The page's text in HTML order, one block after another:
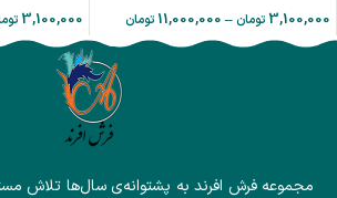
3,100,000 تومان–
11,000,000 تومان 3,100,000